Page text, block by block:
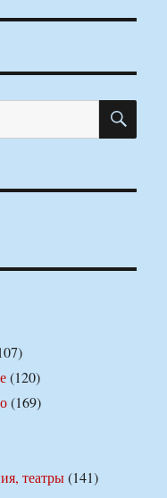
(120)
(169)
театры(141)